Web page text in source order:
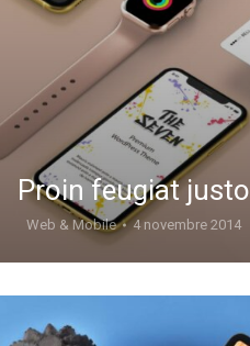
Proin feugiat justo
Web & Mobile 4 novembre 2014